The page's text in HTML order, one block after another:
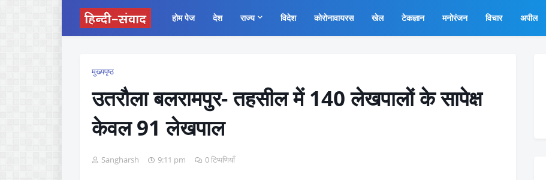
होम पेज देश राज्य विदेश कोरोनावायरस खेल टेकज्ञान मनोरंजन विचार अपील
मुख्यपृष्ठ
उतरौला बलरामपुर- तहसील में 140 लेखपालों के सापेक्ष
केवल 91 लेखपाल
Sangharsh 9:11 pm 0 टिप्पणियाँ